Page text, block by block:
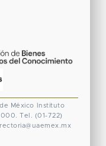
México
Instituto
Tel. (01-722)
rectoria@uaemex.mx